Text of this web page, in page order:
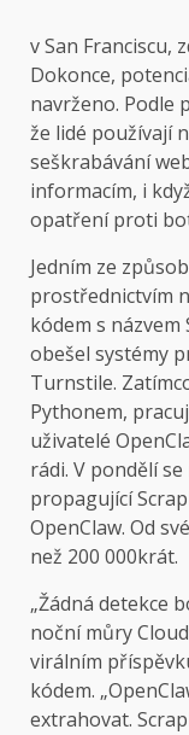
v San Franciscu,
Dokonce,
navrženo. Podle
že lidé používají
seškrabávání
informacím, i
opatření proti
Jedním ze
prostřednictvím
kódem s
obešel systémy
Turnstile.
Pythonem,
uživatelé
rádi. V pondělí
propagující
OpenClaw. Od
než 200 000krát.
„Žádná detekce
noční můry
virálním
kódem.
extrahovat.